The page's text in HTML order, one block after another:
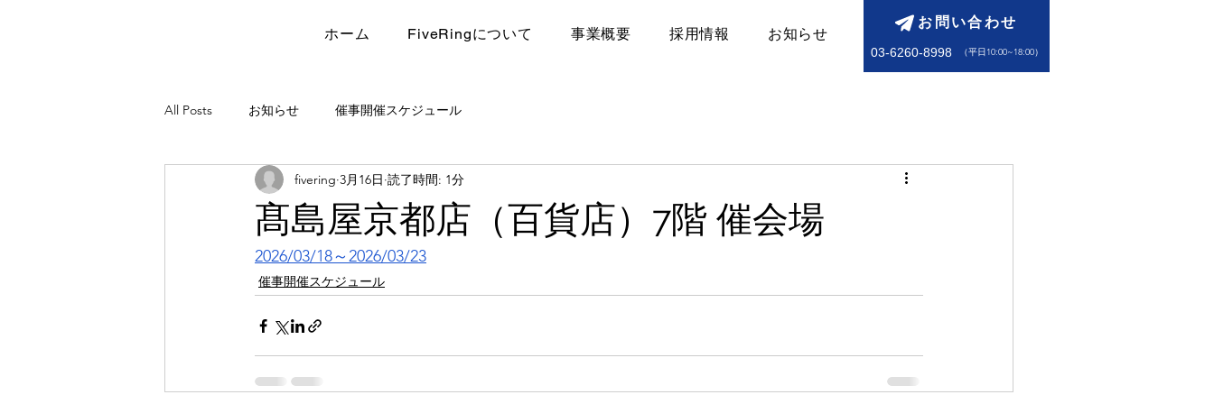
ホーム FiveRingについて ​事業概要 採用情報 お知らせ
お問い合わせ
03-6260-8998 ​（平日10:00~18:00）
All Posts お知らせ 催事開催スケジュール
髙島屋京都店（百貨店）7階 催会場
fivering 3月16日 読了時間: 1分
2026/03/18～2026/03/23
催事開催スケジュール